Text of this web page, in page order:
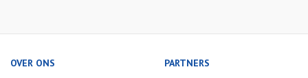
OVER ONS PARTNERS